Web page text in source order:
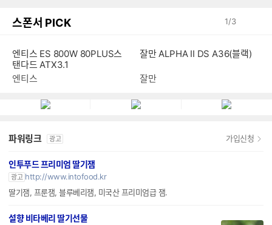
스폰서 PICK 1/3
엔티스 ES 800W 80PLUS스
탠다드 ATX3.1
엔티스
잘만 ALPHA II DS A36(블랙)
잘만
파워링크 광고 가입신청
인투푸드 프리미엄 딸기잼
광고 http://www.intofood.kr
딸기잼, 프룬잼, 블루베리잼, 미국산 프리미엄급 잼.
설향 비타베리 딸기선물